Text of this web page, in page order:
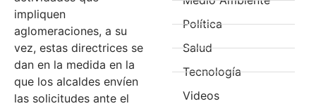
impliquen
aglomeraciones, a su
vez, estas directrices se
dan en la medida en la
que los alcaldes envíen
las solicitudes ante el
Política
Salud
Tecnología
Videos